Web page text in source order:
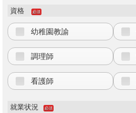
資格 必須
幼稚園教諭
調理師
看護師
就業状況 必須